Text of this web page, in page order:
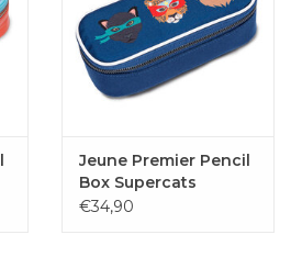
Jeune Premier Pencil
Box Supercats
€34,90